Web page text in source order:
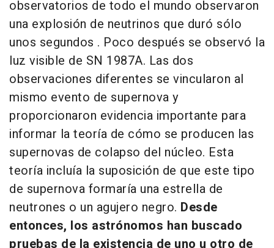
observatorios de todo el mundo observaron
una explosión de neutrinos que duró sólo
unos segundos . Poco después se observó la
luz visible de SN 1987A. Las dos
observaciones diferentes se vincularon al
mismo evento de supernova y
proporcionaron evidencia importante para
informar la teoría de cómo se producen las
supernovas de colapso del núcleo. Esta
teoría incluía la suposición de que este tipo
de supernova formaría una estrella de
neutrones o un agujero negro. Desde
entonces, los astrónomos han buscado
pruebas de la existencia de uno u otro de